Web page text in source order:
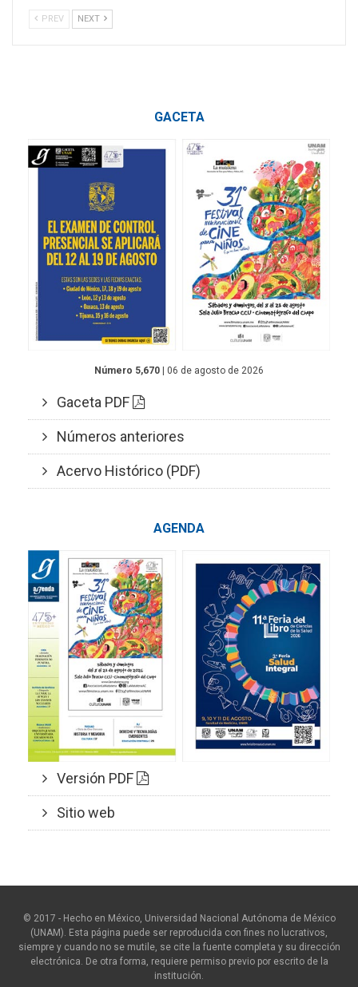
PREV NEXT
GACETA
Número 5,670 | 06 de agosto de 2026
Gaceta PDF
Números anteriores
Acervo Histórico (PDF)
AGENDA
Versión PDF
Sitio web
© 2017 - Hecho en México, Universidad Nacional Autónoma de México
(UNAM). Esta página puede ser reproducida con fines no lucrativos,
siempre y cuando no se mutile, se cite la fuente completa y su dirección
electrónica. De otra forma, requiere permiso previo por escrito de la
institución.